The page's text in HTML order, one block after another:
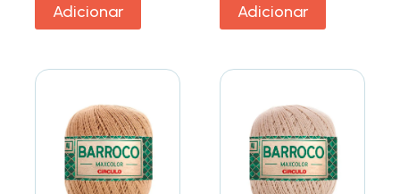
Adicionar Adicionar